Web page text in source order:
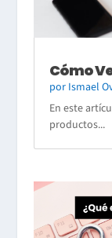
Cómo
por Ismael
En este
productos...